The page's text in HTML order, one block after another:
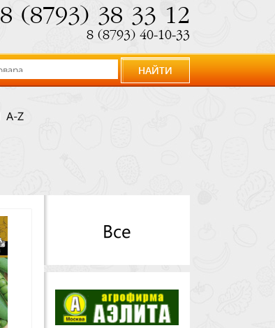
8 (8793) 38 33 12
8 (8793) 40-10-33
НАЙТИ
A-Z
Все